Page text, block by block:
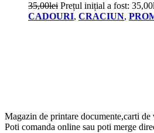
35,00lei Prețul inițial a fost:
CADOURI, CRACIUN,
Magazin de printare documente,carti
Poti comanda online sau poti merge